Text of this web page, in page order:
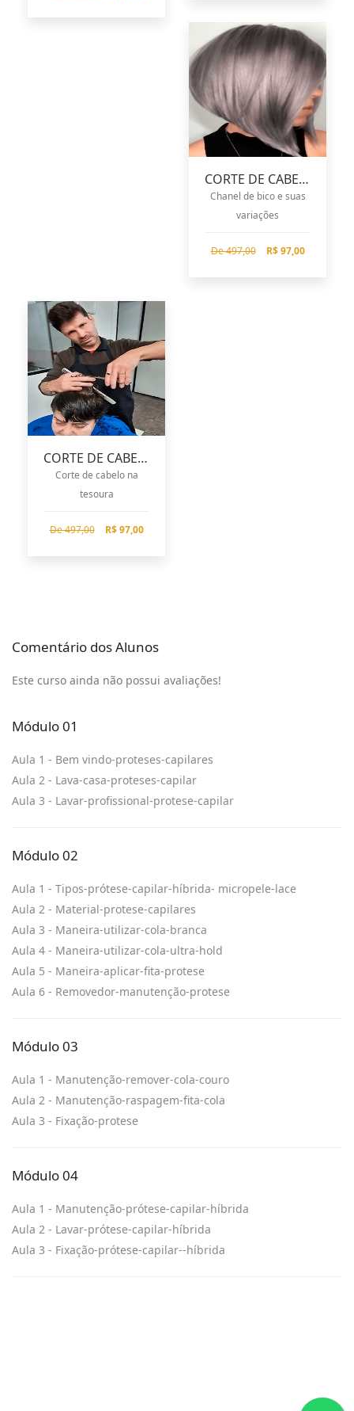
CORTE DE CABELO CHANEL
Chanel de bico e suas
variações
De 497,00 R$ 97,00
CORTE DE CABELO
Corte de cabelo na
tesoura
De 497,00 R$ 97,00
Comentário dos Alunos
Este curso ainda não possui avaliações!
Módulo 01
Aula 1 - Bem vindo-proteses-capilares
Aula 2 - Lava-casa-proteses-capilar
Aula 3 - Lavar-profissional-protese-capilar
Módulo 02
Aula 1 - Tipos-prótese-capilar-híbrida- micropele-lace
Aula 2 - Material-protese-capilares
Aula 3 - Maneira-utilizar-cola-branca
Aula 4 - Maneira-utilizar-cola-ultra-hold
Aula 5 - Maneira-aplicar-fita-protese
Aula 6 - Removedor-manutenção-protese
Módulo 03
Aula 1 - Manutenção-remover-cola-couro
Aula 2 - Manutenção-raspagem-fita-cola
Aula 3 - Fixação-protese
Módulo 04
Aula 1 - Manutenção-prótese-capilar-híbrida
Aula 2 - Lavar-prótese-capilar-híbrida
Aula 3 - Fixação-prótese-capilar--híbrida